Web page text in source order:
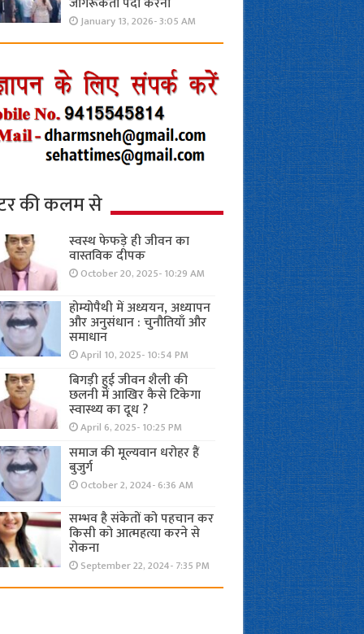
January 13, 2026- 3:05 AM
की कलम से
स्वस्थ फेफड़े ही जीवन का
वास्तविक दीपक
October 20, 2025- 10:29 AM
होम्योपैथी में अध्ययन, अध्यापन
और अनुसंधान : चुनौतियाँ और
समाधान
April 10, 2025- 10:54 PM
बिगड़ी हुई जीवन शैली की
छलनी में आखिर कैसे टिकेगा
स्वास्थ्य का दूध ?
April 6, 2025- 10:25 PM
समाज की मूल्यवान धरोहर हैं
बुजुर्ग
October 2, 2024- 6:36 AM
सम्भव है संकेतों को पहचान कर
किसी को आत्महत्या करने से
रोकना
September 22, 2024- 7:35 PM